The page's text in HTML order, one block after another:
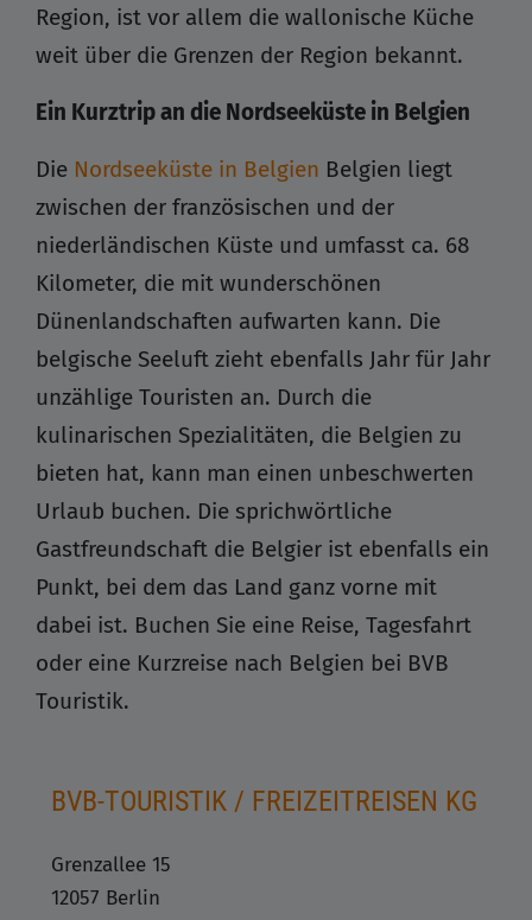
Region, ist vor allem die wallonische Küche
weit über die Grenzen der Region bekannt.
Ein Kurztrip an die Nordseeküste in Belgien
Die Nordseeküste in Belgien Belgien liegt
zwischen der französischen und der
niederländischen Küste und umfasst ca. 68
Kilometer, die mit wunderschönen
Dünenlandschaften aufwarten kann. Die
belgische Seeluft zieht ebenfalls Jahr für Jahr
unzählige Touristen an. Durch die
kulinarischen Spezialitäten, die Belgien zu
bieten hat, kann man einen unbeschwerten
Urlaub buchen. Die sprichwörtliche
Gastfreundschaft die Belgier ist ebenfalls ein
Punkt, bei dem das Land ganz vorne mit
dabei ist. Buchen Sie eine Reise, Tagesfahrt
oder eine Kurzreise nach Belgien bei BVB
Touristik.
BVB-TOURISTIK / FREIZEITREISEN KG
Grenzallee 15
12057 Berlin